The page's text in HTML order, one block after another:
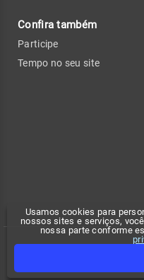
Usamos cookies para
nossos sites e serviços,
nossa parte conforme
Confira também
Participe
Tempo no seu site
Copyright 2026 -